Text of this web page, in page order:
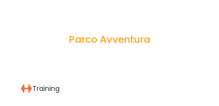
Parco Avventura
Training